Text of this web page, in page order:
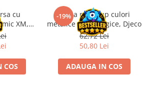
cu
XM,
COS
-19%
Trusa make-up culori
metalice non alergice, Djeco
62,72 Lei
50,80 Lei
ADAUGA IN COS